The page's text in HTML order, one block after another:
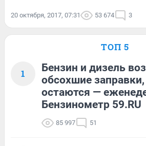
20 октября, 2017, 07:31 53 674 3
ТОП 5
1
Бензин и дизель
обсохшие
остаются —
Бензинометр 59.RU
85 997 51